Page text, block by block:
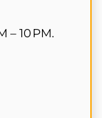
– 10 PM.